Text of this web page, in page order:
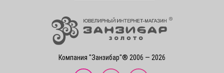
Компания "Занзибар"® 2006 — 2026